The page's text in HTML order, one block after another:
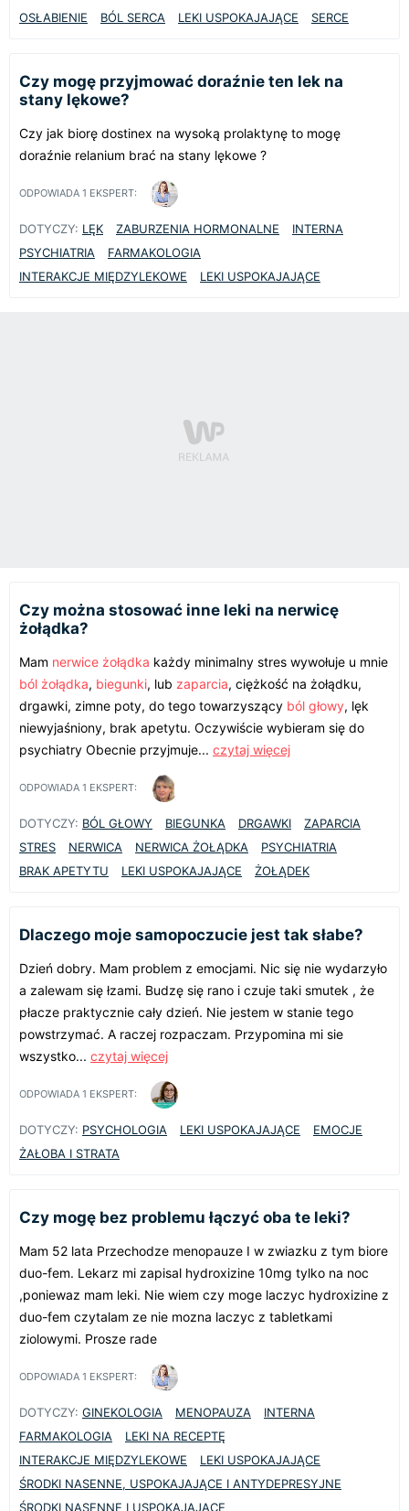
OSŁABIENIE
BÓL SERCA LEKI USPOKAJAJĄCE SERCE
Czy mogę przyjmować doraźnie ten lek na
stany lękowe?
Czy jak biorę dostinex na wysoką prolaktynę to mogę
doraźnie relanium brać na stany lękowe ?
ODPOWIADA 1 EKSPERT:
DOTYCZY: LĘK ZABURZENIA HORMONALNE
INTERNA
PSYCHIATRIA
FARMAKOLOGIA
INTERAKCJE MIĘDZYLEKOWE
LEKI USPOKAJAJĄCE
Czy można stosować inne leki na nerwicę
żołądka?
Mam nerwice żołądka każdy minimalny stres wywołuje u mnie
ból żołądka, biegunki, lub zaparcia, ciężkość na żołądku,
drgawki, zimne poty, do tego towarzyszący ból głowy, lęk
niewyjaśniony, brak apetytu. Oczywiście wybieram się do
psychiatry Obecnie przyjmuje... czytaj więcej
ODPOWIADA 1 EKSPERT:
DOTYCZY: BÓL GŁOWY BIEGUNKA DRGAWKI
ZAPARCIA
STRES
NERWICA NERWICA ŻOŁĄDKA
PSYCHIATRIA
BRAK APETYTU
LEKI USPOKAJAJĄCE ŻOŁĄDEK
Dlaczego moje samopoczucie jest tak słabe?
Dzień dobry. Mam problem z emocjami. Nic się nie wydarzyło
a zalewam się łzami. Budzę się rano i czuje taki smutek , że
płacze praktycznie cały dzień. Nie jestem w stanie tego
powstrzymać. A raczej rozpaczam. Przypomina mi sie
wszystko... czytaj więcej
ODPOWIADA 1 EKSPERT:
DOTYCZY: PSYCHOLOGIA LEKI USPOKAJAJĄCE
EMOCJE
ŻAŁOBA I STRATA
Czy mogę bez problemu łączyć oba te leki?
Mam 52 lata Przechodze menopauze I w zwiazku z tym biore
duo-fem. Lekarz mi zapisal hydroxizine 10mg tylko na noc
,poniewaz mam leki. Nie wiem czy moge laczyc hydroxizine z
duo-fem czytalam ze nie mozna laczyc z tabletkami
ziolowymi. Prosze rade
ODPOWIADA 1 EKSPERT:
DOTYCZY: GINEKOLOGIA MENOPAUZA
INTERNA
FARMAKOLOGIA
LEKI NA RECEPTĘ
INTERAKCJE MIĘDZYLEKOWE
LEKI USPOKAJAJĄCE
ŚRODKI NASENNE, USPOKAJAJĄCE I ANTYDEPRESYJNE
ŚRODKI NASENNE I USPOKAJAJĄCE